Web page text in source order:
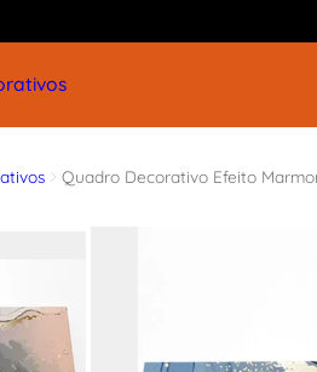
Quadro Decorativo Efeito